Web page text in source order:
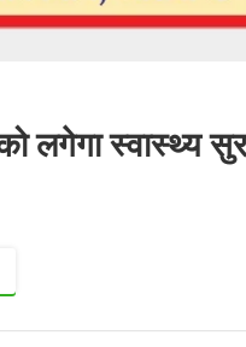
लगेगा स्वास्थ्य